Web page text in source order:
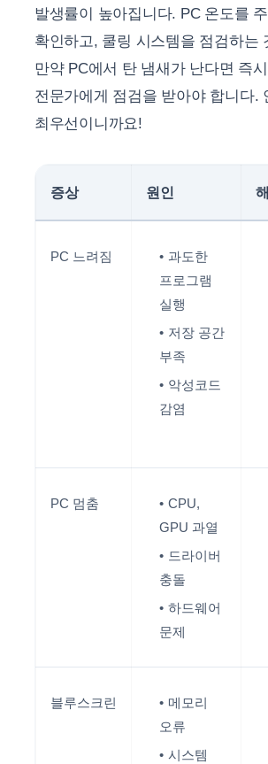
발생률이 높아집니다. PC 온도를
확인하고, 쿨링 시스템을 점검하는
만약 PC에서 탄 냄새가 난다면 즉
전문가에게 점검을 받아야 합니다.
최우선이니까요!
증상 원인
PC 느려짐
과도한
프로그램
실행
저장 공간
부족
악성코드
감염
PC 멈춤
CPU,
GPU 과열
드라이버
충돌
하드웨어
문제
블루스크린
메모리
오류
시스템